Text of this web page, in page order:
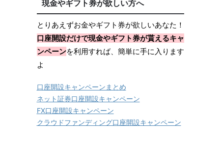
現金やギフト券が欲しい方へ
とりあえずお金やギフト券が欲しいあなた！
口座開設だけで現金やギフト券が貰えるキャ
ンペーンを利用すれば、簡単に手に入ります
よ
口座開設キャンペーンまとめ
ネット証券口座開設キャンペーン
FX口座開設キャンペーン
クラウドファンディング口座開設キャンペーン